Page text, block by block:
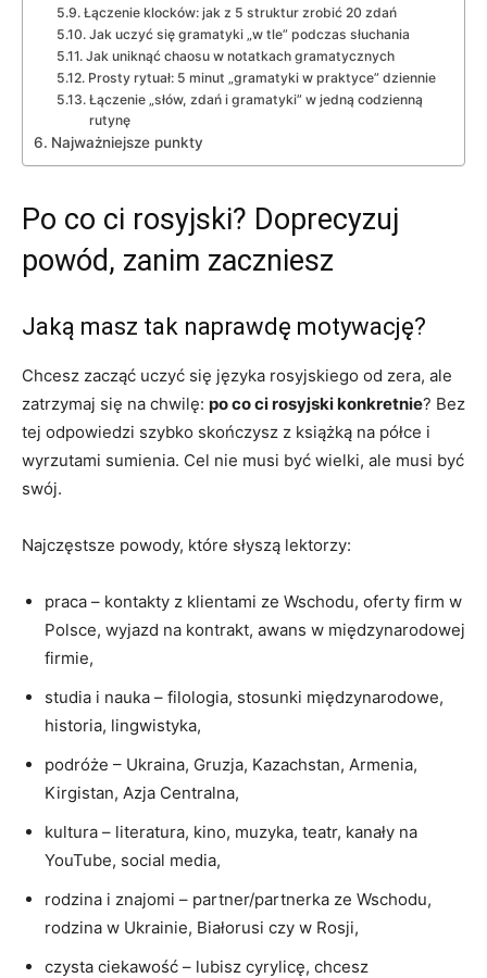
Łączenie klocków: jak z 5 struktur zrobić 20 zdań
Jak uczyć się gramatyki „w tle” podczas słuchania
Jak uniknąć chaosu w notatkach gramatycznych
Prosty rytuał: 5 minut „gramatyki w praktyce” dziennie
Łączenie „słów, zdań i gramatyki” w jedną codzienną
rutynę
Najważniejsze punkty
Po co ci rosyjski? Doprecyzuj
powód, zanim zaczniesz
Jaką masz tak naprawdę motywację?
Chcesz zacząć uczyć się języka rosyjskiego od zera, ale
zatrzymaj się na chwilę: po co ci rosyjski konkretnie? Bez
tej odpowiedzi szybko skończysz z książką na półce i
wyrzutami sumienia. Cel nie musi być wielki, ale musi być
swój.
Najczęstsze powody, które słyszą lektorzy:
praca – kontakty z klientami ze Wschodu, oferty firm w
Polsce, wyjazd na kontrakt, awans w międzynarodowej
firmie,
studia i nauka – filologia, stosunki międzynarodowe,
historia, lingwistyka,
podróże – Ukraina, Gruzja, Kazachstan, Armenia,
Kirgistan, Azja Centralna,
kultura – literatura, kino, muzyka, teatr, kanały na
YouTube, social media,
rodzina i znajomi – partner/partnerka ze Wschodu,
rodzina w Ukrainie, Białorusi czy w Rosji,
czysta ciekawość – lubisz cyrylicę, chcesz